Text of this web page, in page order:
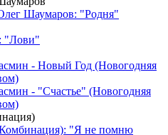
Шаумаров: "Родня"
"Лови"
- Новый Год (Новогодняя
- "Счастье" (Новогодняя
"Я не помню